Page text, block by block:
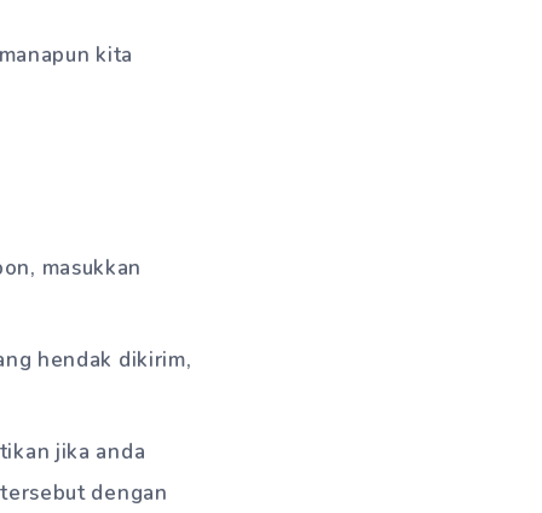
kita
masukkan
hendak dikirim,
jika anda
dengan